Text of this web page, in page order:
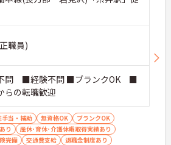
職員)
問 ■経験不問 ■ブランクOK ■
らの転職歓迎
手当・補助 無資格OK
ブランクOK
り
産休･育休･介護休暇取得実績あり
完備 交通費支給 退職金制度あり